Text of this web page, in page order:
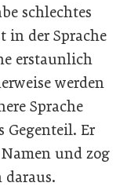
schlechtes
in der Sprache
erstaunlich
werden
Sprache
Gegenteil. Er
und zog
daraus.